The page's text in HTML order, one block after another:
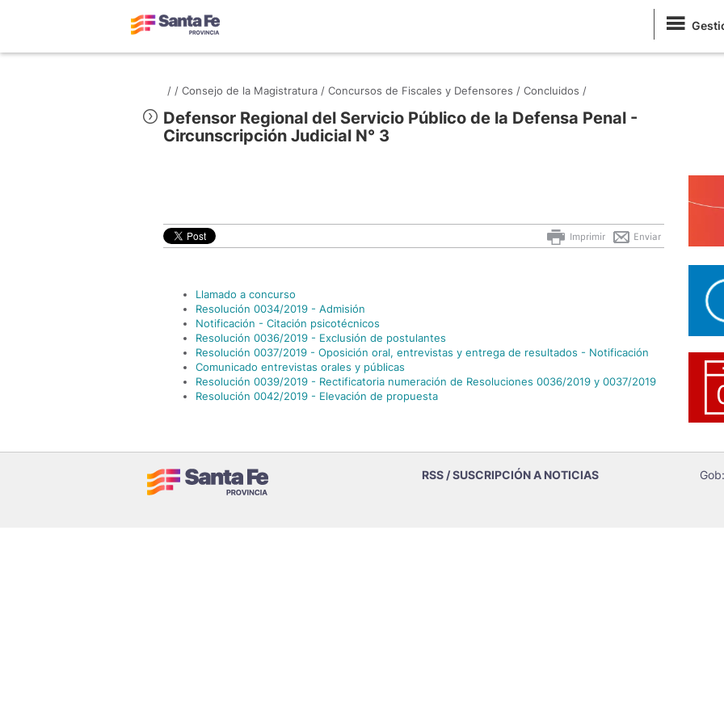
/ / Consejo de la Magistratura / Concursos de Fiscales y Defensores / Concluidos /
Defensor Regional del Servicio Público de la Defensa Penal -
Circunscripción Judicial N° 3
Enviar
Imprimir
Llamado a concurso
Resolución 0034/2019 - Admisión
Notificación - Citación psicotécnicos
Resolución 0036/2019 - Exclusión de postulantes
Resolución 0037/2019 - Oposición oral, entrevistas y entrega de resultados - Notificación
Comunicado entrevistas orales y públicas
Resolución 0039/2019 - Rectificatoria numeración de Resoluciones 0036/2019 y 0037/2019
Resolución 0042/2019 - Elevación de propuesta
RSS / SUSCRIPCIÓN A NOTICIAS